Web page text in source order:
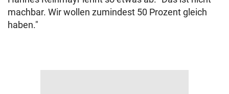
machbar. Wir wollen zumindest 50 Prozent gleich
haben."